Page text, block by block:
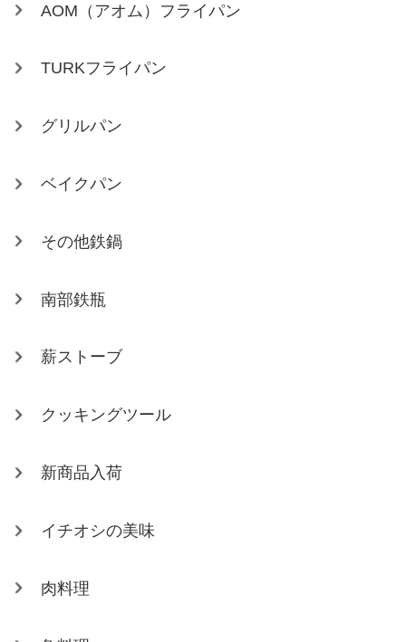
AOM（アオム）フライパン
TURKフライパン
グリルパン
ベイクパン
その他鉄鍋
南部鉄瓶
薪ストーブ
クッキングツール
新商品入荷
イチオシの美味
肉料理